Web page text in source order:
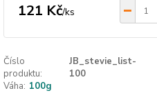
121 Kč/ks
Číslo
produktu:
JB_stevie_list-
100
Váha: 100g